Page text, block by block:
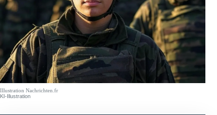
Illustration Nachrichten.fr
KI-Illustration